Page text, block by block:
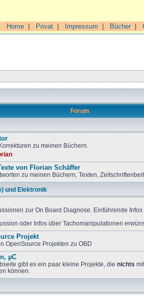
Home Privat Impressum Bücher|
Forum
zu meinen Büchern.
von Florian Schäffer
zu meinen Büchern, Texten,
und Elektronik
zur On Board Diagnose. Einführende
oder Infos über Tachomanipulationen
Projekt
OpenSource Projekten zu OBD
µC
gibt es ein paar kleine Projekte, die nichts
können.